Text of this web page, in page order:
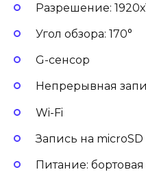
Разрешение:
Угол обзора: 170°
G-сенсор
Непрерывная
Wi-Fi
Запись на microSD
Питание: